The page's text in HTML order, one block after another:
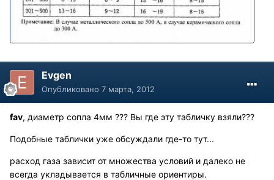
Evgen
Опубликовано 7 марта, 2012
fav, диаметр сопла 4мм ??? Вы где эту табличку взяли???
Подобные таблички уже обсуждали где-то тут...
расход газа зависит от множества условий и далеко не
всегда укладывается в табличные ориентиры.